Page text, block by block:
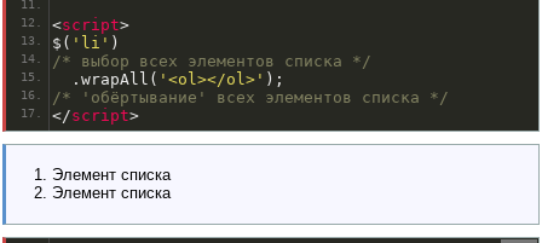
<script>
$ ( 'li' )
/* выбор всех элементов списка */
. wrapAll ( '<ol></ol>' );
/* 'обёртывание' всех элементов списка */
</script>
Элемент списка
Элемент списка